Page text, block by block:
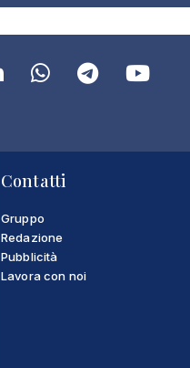
Contatti
Gruppo
Redazione
Pubblicità
Lavora con noi